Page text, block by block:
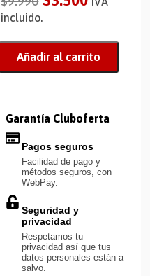
incluido.
Añadir al carrito
Garantía Cluboferta
Pagos seguros
Facilidad de pago y
métodos seguros, con
WebPay.
Seguridad y
privacidad
Respetamos tu
privacidad así que tus
datos personales están a
salvo.